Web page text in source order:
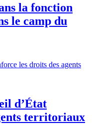
la fonction
le camp du
d’État
territoriaux